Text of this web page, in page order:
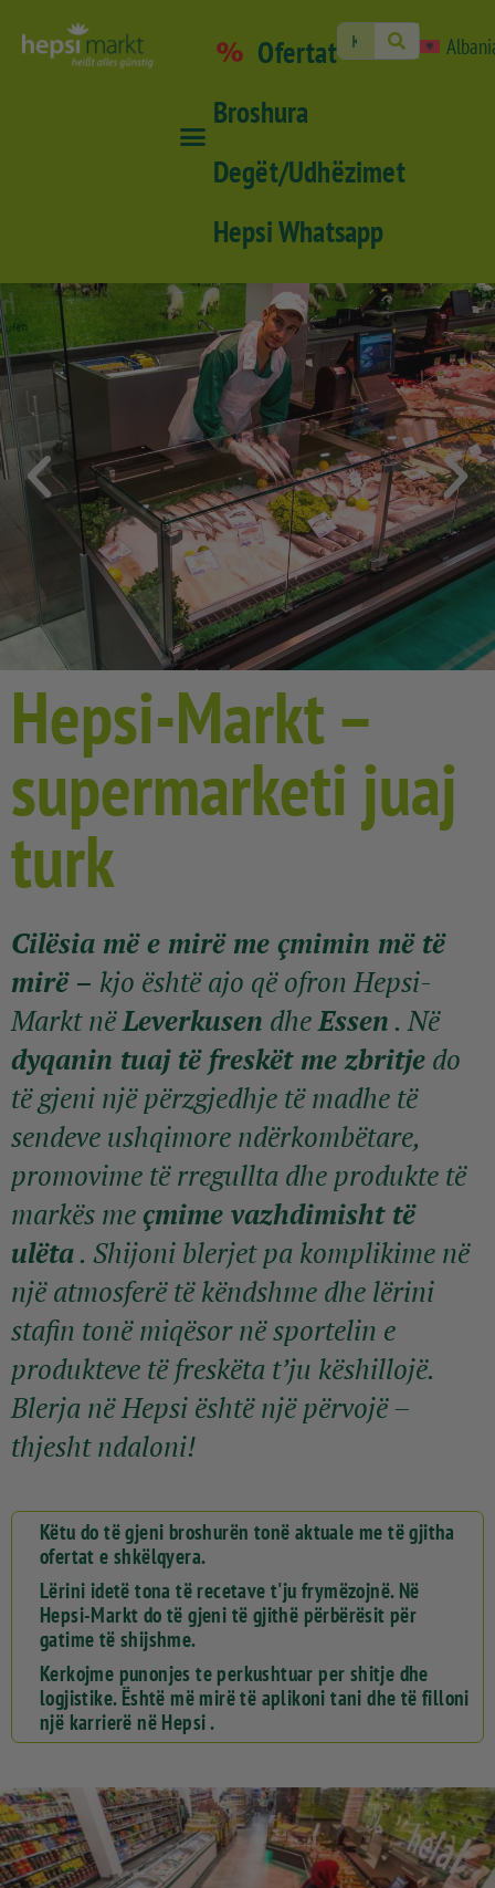
Ofertat
Broshura
Degët/Udhëzimet
Hepsi Whatsapp
Hepsi-Markt –
supermarketi juaj
turk
Cilësia më e mirë me çmimin më të
mirë – kjo është ajo që ofron Hepsi-
Markt nëLeverkusen dheEssen. Në
dyqanin tuaj të freskët me zbritje do
të gjeni një përzgjedhje të madhe të
sendeve ushqimore ndërkombëtare,
promovime të rregullta dhe produkte të
markës meçmime vazhdimisht të
ulëta. Shijoni blerjet pa komplikime në
një atmosferë të këndshme dhe lërini
stafin tonë miqësor në sportelin e
produkteve të freskëta t’ju këshillojë.
Blerja në Hepsi është një përvojë –
thjesht ndaloni!
Këtu do të gjeni broshurën tonë aktuale me të gjitha
ofertat e shkëlqyera.
Lërini idetë tona të recetave t'ju frymëzojnë. Në
Hepsi-Markt do të gjeni të gjithë përbërësit për
gatime të shijshme.
Kerkojme punonjes te perkushtuar per shitje dhe
logjistike. Është më mirë të aplikoni tani dhe të filloni
një karrierë në Hepsi .